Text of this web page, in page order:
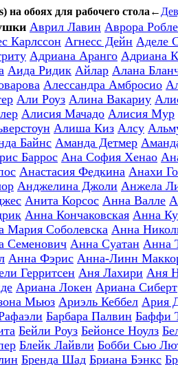
обоях для рабочего стола ←
Аврил Лавин Аврора
Карлссон Агнесс Дейн Аделе
Адриана Аранго Адриана
Аида Ридик Айлар Алана
Алессандра Амбросио
Али Роуз Алина Вакариу
Алисия Мачадо Алисия Мур
Алиша Киз Алсу
Байнс Аманда Детмер
Баррос Ана София Хенао
Анастасия Федкина Анахи
Анджелина Джоли Анжела
Анита Корсос Анна Валле
Анна Кончаковская Анна
Мария Соболевска Анна
Семенович Анна Суатан Анна
Анна Фэрис Анна-Линн
Герритсен Аня Лахири Аня
Ариана Локен Ариана Сиберт
Мьюз Ариэль Кеббел Ария
Барбара Палвин Баффи
Бейли Роуз Бейонсе Ноулз
Блейк Лайвли Бобби Сью
Бренда Шад Бриана Бэнкс